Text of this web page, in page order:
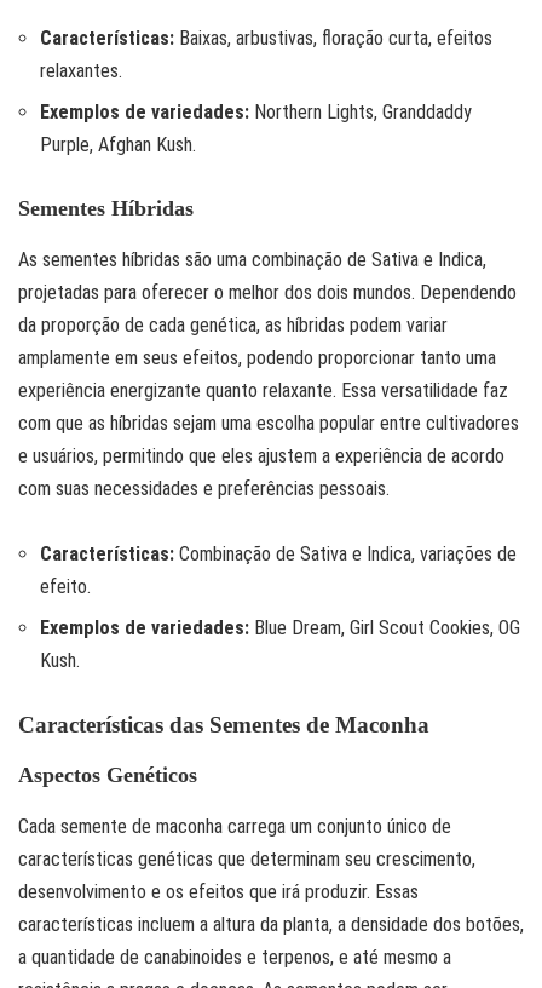
Características: Baixas, arbustivas, floração curta, efeitos
relaxantes.
Exemplos de variedades: Northern Lights, Granddaddy
Purple, Afghan Kush.
Sementes Híbridas
As sementes híbridas são uma combinação de Sativa e Indica,
projetadas para oferecer o melhor dos dois mundos. Dependendo
da proporção de cada genética, as híbridas podem variar
amplamente em seus efeitos, podendo proporcionar tanto uma
experiência energizante quanto relaxante. Essa versatilidade faz
com que as híbridas sejam uma escolha popular entre cultivadores
e usuários, permitindo que eles ajustem a experiência de acordo
com suas necessidades e preferências pessoais.
Características: Combinação de Sativa e Indica, variações de
efeito.
Exemplos de variedades: Blue Dream, Girl Scout Cookies, OG
Kush.
Características das Sementes de Maconha
Aspectos Genéticos
Cada semente de maconha carrega um conjunto único de
características genéticas que determinam seu crescimento,
desenvolvimento e os efeitos que irá produzir. Essas
características incluem a altura da planta, a densidade dos botões,
a quantidade de canabinoides e terpenos, e até mesmo a